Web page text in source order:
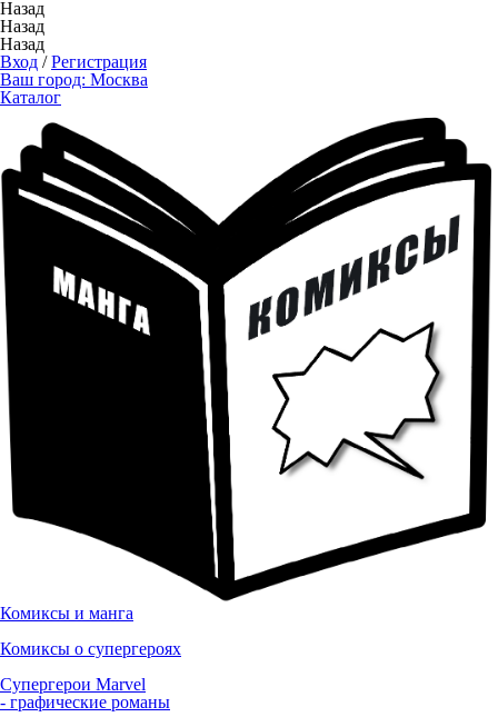
Назад
Назад
Назад
Вход /Регистрация
Ваш город: Москва
Каталог
Комиксы и манга
Комиксы о супергероях
Супергерои Marvel
- графические романы